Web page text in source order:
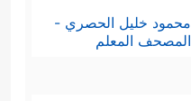
محمود خليل الحصري -
المصحف المعلم